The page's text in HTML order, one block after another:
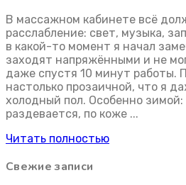
В массажном кабинете всё
расслабление: свет, музыка,
в какой-то момент я начал
заходят напряжёнными и не
даже спустя 10 минут работы.
настолько прозаичной, что я
холодный пол. Особенно зимой:
раздевается, по коже ...
Читать полностью
Свежие записи